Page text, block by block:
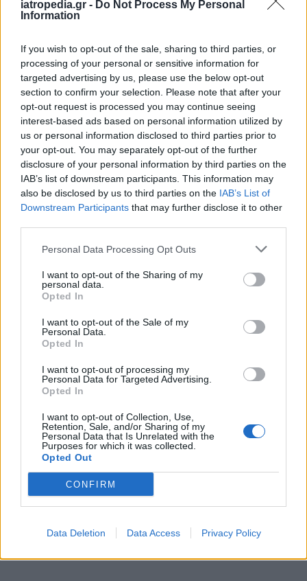
iatropedia.gr - Do Not Process My Personal
Information
If you wish to opt-out of the sale, sharing to third parties, or
processing of your personal or sensitive information for
targeted advertising by us, please use the below opt-out
section to confirm your selection. Please note that after your
opt-out request is processed you may continue seeing
interest-based ads based on personal information utilized by
us or personal information disclosed to third parties prior to
your opt-out. You may separately opt-out of the further
disclosure of your personal information by third parties on the
IAB’s list of downstream participants. This information may
also be disclosed by us to third parties on the IAB’s List of
Downstream Participants that may further disclose it to other
Personal Data Processing Opt Outs
I want to opt-out of the Sharing of my
personal data.
Opted In
I want to opt-out of the Sale of my
Personal Data.
Opted In
I want to opt-out of processing my
Personal Data for Targeted Advertising.
Opted In
I want to opt-out of Collection, Use,
Retention, Sale, and/or Sharing of my
Personal Data that Is Unrelated with the
Purposes for which it was collected.
Opted Out
CONFIRM
Data Deletion Data Access Privacy Policy
ΡΟΗ ΕΙΔΗΣΕΩΝ
ΕΙΔΗΣΕΙΣ 06 Αυγούστου 2026 12:19
Η τηλεργασία ίσως δεν είναι τόσο ιδανική: Ο
αποσύνδεση»
ΟΜΟΡΦΙΑ 06 Αυγούστου 2026
Skinimalism το καλοκαίρι: Γιατί η επιδερμίδα μας
ΕΙΔΗΣΕΙΣ 06 Αυγούστου 2026 10:46
Νοσοκομείο Νίκαιας: Καταγγελίες εργαζομένων για
απευθείας ανάθεση στην καθαριότητα